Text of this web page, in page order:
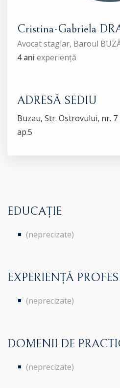
Cristina-Gabriela
Avocat stagiar, Baroul
4 ani experiență
ADRESĂ SEDIU
Buzau, Str. Ostrovului, nr. 7
ap.5
EDUCAȚIE
(neprecizate)
EXPERIENȚĂ
(neprecizate)
DOMENII DE
(neprecizate)